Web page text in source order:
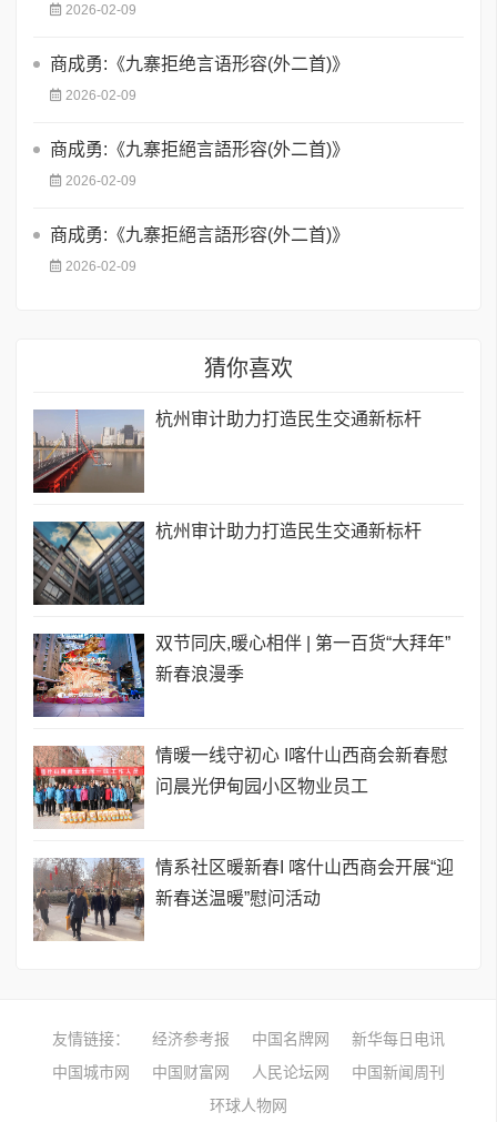
2026-02-09
商成勇:《九寨拒绝言语形容(外二首)》
2026-02-09
商成勇:《九寨拒絕言語形容(外二首)》
2026-02-09
商成勇:《九寨拒絕言語形容(外二首)》
2026-02-09
猜你喜欢
杭州审计助力打造民生交通新标杆
杭州审计助力打造民生交通新标杆
双节同庆,暖心相伴 | 第一百货“大拜年”
新春浪漫季
情暖一线守初心 I喀什山西商会新春慰
问晨光伊甸园小区物业员工
情系社区暖新春I 喀什山西商会开展“迎
新春送温暖”慰问活动
友情链接： 经济参考报 中国名牌网
新华每日电讯
中国城市网
中国财富网 人民论坛网
中国新闻周刊
环球人物网